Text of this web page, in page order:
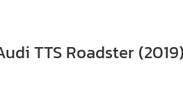
TTS Roadster (2019)